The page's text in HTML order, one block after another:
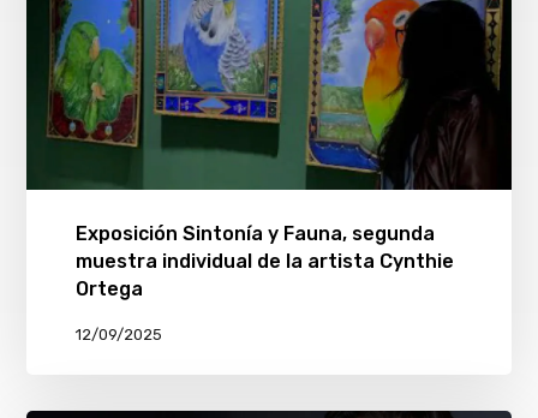
Exposición Sintonía y Fauna, segunda
muestra individual de la artista Cynthie
Ortega
12/09/2025